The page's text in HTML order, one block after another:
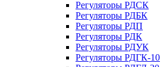
Регуляторы РДСК
Регуляторы РДБК
Регуляторы РДП
Регуляторы РДК
Регуляторы РДУК
Регуляторы РДГК-10